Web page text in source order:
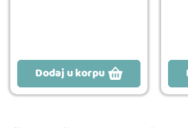
Dodaj u korpu